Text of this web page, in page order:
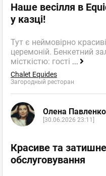
Наше весілля в
у казці!
Тут є неймовірно
церемоній. Бенкетний
місткістю: гості ...
Chalet Equides
Загородный ресторан
Олена Павленко
[30.06.2026 23:11]
Красиве та
обслуговування